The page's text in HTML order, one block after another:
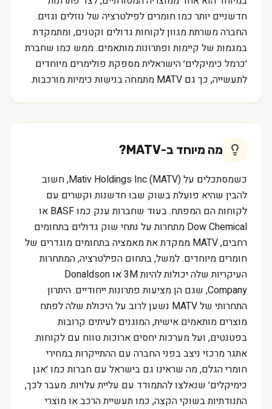
חדשניים יותר כמו חומרים לפילטרציה של נוזלים וגזים.
החברה משרתת מגוון לקוחות גדולים וקטנים, ומתמקדת
במגמות של קיימות ופתרונות מותאמים. ממש כמו שחברת
׳כרמל כימיקלים׳ הישראלית מספקת פולימרים מיוחדים
לתעשייה, כך גם MATV מתמחה בנישות כימיות מורכבות.
מה מיוחד ב-MATV
?
כשמסתכלים על Mativ Holdings Inc (MATV), חשוב
להבין שהיא פועלת בשוק שבו חדשנות וקשרים עם
לקוחות הם המפתח. בעוד שחברות ענק כמו BASF או
Dow Chemical מתחרות על נתחי שוק גדולים בתחומים
רחבים, MATV ממקדת את מאמציה בתחומים מוגדרים של
חומרים מיוחדים. למשל, בתחום הפילטרציה, המתחרות
העיקריות שלה יכולות להיות 3M או Donaldson
Company, שגם הן מציעות פתרונות ייחודיים. היתרון
התחרותי של MATV נשען לרוב על היכולת שלה לפתח
מוצרים מותאמים אישית, המוגנים לעיתים קרובות
בפטנטים, ועל מערכות יחסים ארוכות טווח עם לקוחות.
אתגר מרכזי ניצב בפני החברה עם ההתייקרות במחירי
חומרי הגלם, מה שראינו גם בישראל עם חברות כמו ׳אגן
כימיקלים׳ שנאלצו להתמודד עם עליית עלויות. מעבר לכך,
התנודתיות בשוקי הקצה, כמו תעשיית הרכב או מוצרי